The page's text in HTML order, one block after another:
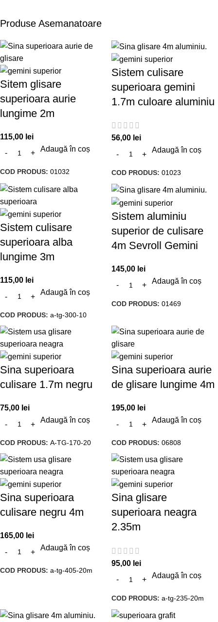
Produse Asemanatoare
Sitem glisare
superioara aurie
lungime 2m
115,00 lei
Adaugă în coș
COD PRODUS: 01032
Sistem culisare
superioara gemini
1.7m culoare aluminiu
56,00 lei
Adaugă în coș
COD PRODUS: 01023
Sistem culisare
superioara alba
lungime 3m
115,00 lei
Adaugă în coș
COD PRODUS: a-tg-300-10
Sistem aluminiu
superior de culisare
4m Sevroll Gemini
145,00 lei
Adaugă în coș
COD PRODUS: 01469
Sina superioara
culisare 1.7m negru
75,00 lei
Adaugă în coș
COD PRODUS: A-TG-170-20
Sina superioara aurie
de glisare lungime 4m
195,00 lei
Adaugă în coș
COD PRODUS: 06808
Sina superioara
culisare negru 4m
165,00 lei
Adaugă în coș
COD PRODUS: a-tg-405-20m
Sina glisare
superioara neagra
2.35m
95,00 lei
Adaugă în coș
COD PRODUS: a-tg-235-20m